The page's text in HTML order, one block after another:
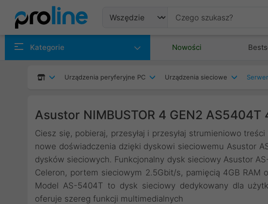
Kategorie Nowości
Urządzenia peryferyjne PC Urządzenia sieciowe
Asustor NIMBUSTOR 4 GEN2 AS5404T
Ciesz się, pobieraj, przesyłaj i przesyłaj strumieniowo
nowe doświadczenia dzięki dyskowi sieciowemu Asustor
dysków sieciowych. Funkcjonalny dysk sieciowy Asustor
Celeron, portem sieciowym 2.5Gbit/s, pamięcią 4GB RAM
Model AS-5404T to dysk sieciowy dedykowany dla
oferuje szereg funkcji multimedialnych